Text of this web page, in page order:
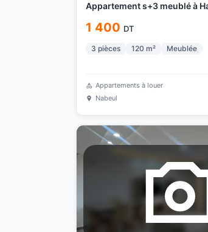
Appartement s+3 meublé à
1 400 DT
3 pièces 120 m² Meublée
Appartements à louer
Nabeul